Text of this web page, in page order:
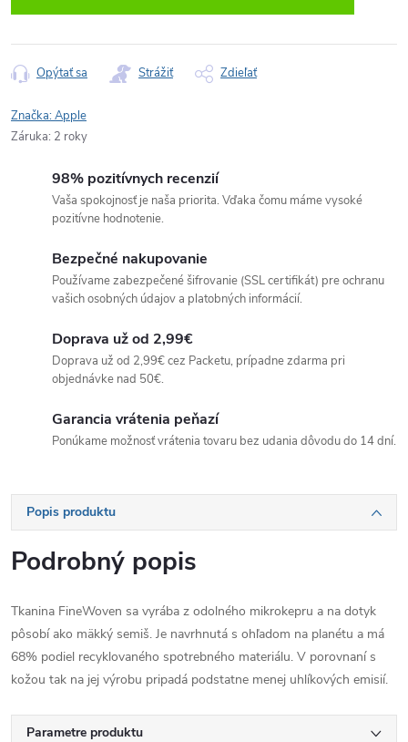
Opýtať sa Strážiť Zdieľať
Značka:Apple
Záruka: 2 roky
98% pozitívnych recenzií
Vaša spokojnosť je naša priorita. Vďaka čomu máme vysoké
pozitívne hodnotenie.
Bezpečné nakupovanie
Používame zabezpečené šifrovanie (SSL certifikát) pre ochranu
vašich osobných údajov a platobných informácií.
Doprava už od 2,99€
Doprava už od 2,99€ cez Packetu, prípadne zdarma pri
objednávke nad 50€.
Garancia vrátenia peňazí
Ponúkame možnosť vrátenia tovaru bez udania dôvodu do 14 dní.
Popis produktu
Podrobný popis
Tkanina FineWoven sa vyrába z odolného mikrokepru a na dotyk
pôsobí ako mäkký semiš. Je navrhnutá s ohľadom na planétu a má
68% podiel recyklovaného spotrebného materiálu. V porovnaní s
kožou tak na jej výrobu pripadá podstatne menej uhlíkových emisií.
Parametre produktu